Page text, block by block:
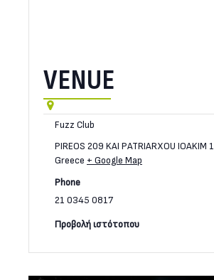
VENUE
Fuzz Club
PIREOS 209 KAI PATRIARXOU IOAKIM 1
Greece + Google Map
Phone
21 0345 0817